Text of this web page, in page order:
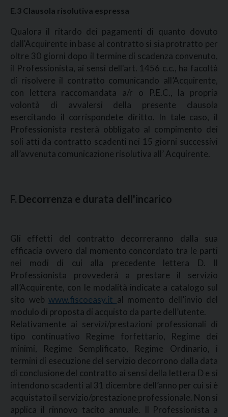
E.3 Clausola risolutiva espressa
Qualora il ritardo dei pagamenti di quanto dovuto
dall'Acquirente in base al contratto si sia protratto per
oltre 30 giorni dopo il termine di scadenza convenuto,
il Professionista, ai sensi dell'art. 1456 c.c., ha facoltà
di risolvere il contratto comunicando all’Acquirente,
con lettera raccomandata a/r o P.E.C., la propria
volontà di avvalersi della presente clausola
esercitando il corrispondete diritto. In tale caso, il
Professionista resterà obbligato al compimento dei
soli atti da contratto scadenti nei 15 giorni successivi
all’avvenuta comunicazione risolutiva all’ Acquirente.
F. Decorrenza e durata dell'incarico
Gli effetti del contratto decorreranno dalla sua
efficacia ovvero dal momento concordato tra le parti
nei modi di cui alla precedente lettera D. Il
Professionista provvederà a prestare il servizio
all’Acquirente, con le modalità indicate a catalogo sul
sito web www.fiscoeasy.it al momento dell’invio del
modulo di proposta di acquisto da parte dell’utente.
Relativamente ai servizi/prestazioni professionali di
tipo continuativo Regime forfettario, Regime dei
minimi, Regime Semplificato, Regime Ordinario, i
termini di esecuzione del servizio decorrono dalla data
di conclusione del contratto ai sensi della lettera D e si
intendono scadenti al 31 dicembre dell’anno per cui si è
acquistato il servizio/prestazione professionale. Non si
applica il rinnovo tacito annuale. Il Professionista a